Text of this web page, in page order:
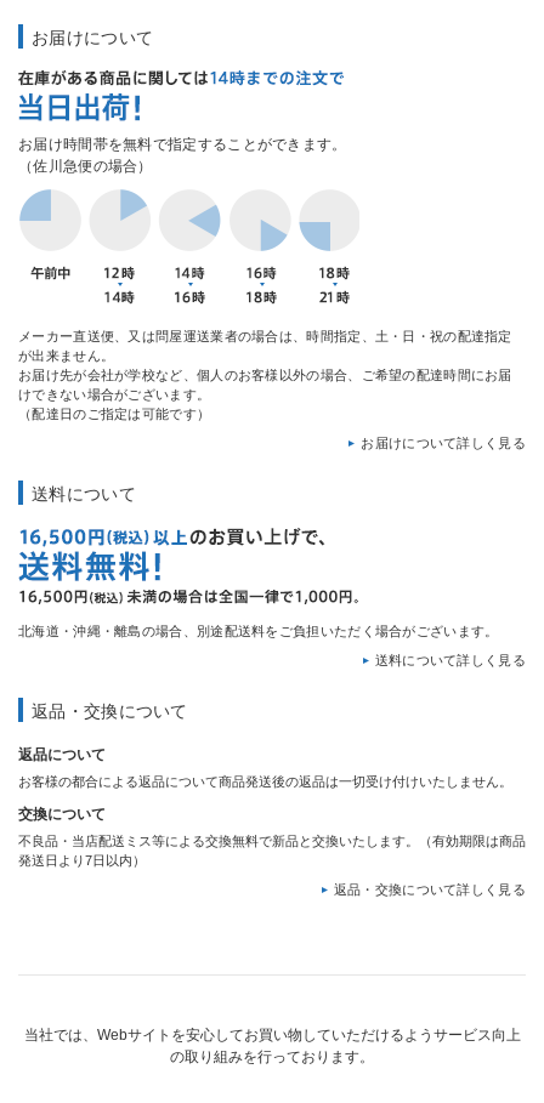
お届けについて
お届け時間帯を無料で指定することができます。
（佐川急便の場合）
メーカー直送便、又は問屋運送業者の場合は、時間指定、土・日・祝の配達指定
が出来ません。
お届け先が会社が学校など、個人のお客様以外の場合、ご希望の配達時間にお届
けできない場合がございます。
（配達日のご指定は可能です）
お届けについて詳しく見る
送料について
北海道・沖縄・離島の場合、別途配送料をご負担いただく場合がございます。
送料について詳しく見る
返品・交換について
返品について
お客様の都合による返品について商品発送後の返品は一切受け付けいたしません。
交換について
不良品・当店配送ミス等による交換無料で新品と交換いたします。（有効期限は商品
発送日より7日以内）
返品・交換について詳しく見る
当社では、Webサイトを安心してお買い物していただけるようサービス向上
の取り組みを行っております。